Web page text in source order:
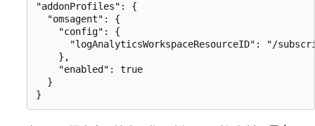
"addonProfiles": {
  "omsagent": {
    "config": {
"logAnalyticsWorkspaceResourceID": "/
    },
    "enabled": true
  }